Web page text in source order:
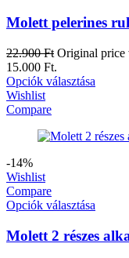
Molett pelerines
22.900Ft Original price
15.000 Ft.
Opciók választása
Wishlist
Compare
-14%
Wishlist
Compare
Opciók választása
Molett 2 részes